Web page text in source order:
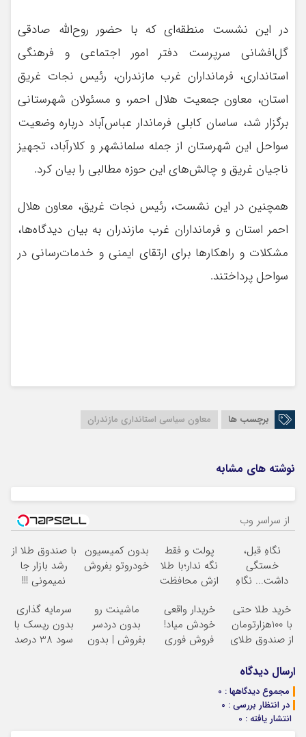
در این نشست منطقه‌ای که با حضور روح‌الله صادقی
گل‌افشانی سرپرست دفتر امور اجتماعی و فرهنگی
استانداری، فرمانداران غرب مازندران، رئیس نجات غریق
استان، معاون جمعیت هلال احمر، و مسئولان شهرستانی
برگزار شد، ساسان کابلی فرماندار عباس‌آباد درباره وضعیت
سواحل این شهرستان از جمله سلمانشهر و کلارآباد، تجهیز
ناجیان غریق و چالش‌های این حوزه مطالبی را بیان کرد.
همچنین در این نشست، رئیس نجات غریق، معاون هلال
احمر استان و فرمانداران غرب مازندران به بیان دیدگاه‌ها،
مشکلات و راهکارها برای ارتقای ایمنی و خدمات‌رسانی در
سواحل پرداختند.
برچسب ها معاون سیاسی استانداری مازندران
نوشته های مشابه
از سراسر وب
نگاهِ قبل،
خستگی
داشت... نگاهِ
بلفا با 25%
تخفیف
پولت و فقط
نگه ندار؛با طلا
ازش محافظت
سرمایه گذاری
بدون کمیسیون
خودروتو بفروش
با صندوق طلا از
رشد بازار جا
نمیمونی !!!
شروع کن
خرید طلا حتی
با 100هزارتومان
از صندوق طلای
خریدار واقعی
خودش میاد!
فروش فوری
ماشینت رو
بدون دردسر
بفروش | بدون
سرمایه گذاری
بدون ریسک با
سود 38 درصد
ارسال دیدگاه
مجموع دیدگاهها : 0
در انتظار بررسی : 0
انتشار یافته : 0